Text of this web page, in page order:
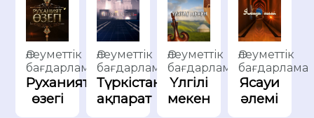
Әлеуметтік
бағдарлама
Руханият
өзегі
Әлеуметтік
бағдарлама
Түркістан
ақпарат
Әлеуметтік
бағдарлама
Үлгілі
мекен
Әлеуметтік
бағдарлама
Ясауи
әлемі